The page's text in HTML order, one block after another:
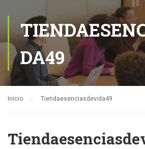
DA49
Inicio Tiendaesenciasdevida49